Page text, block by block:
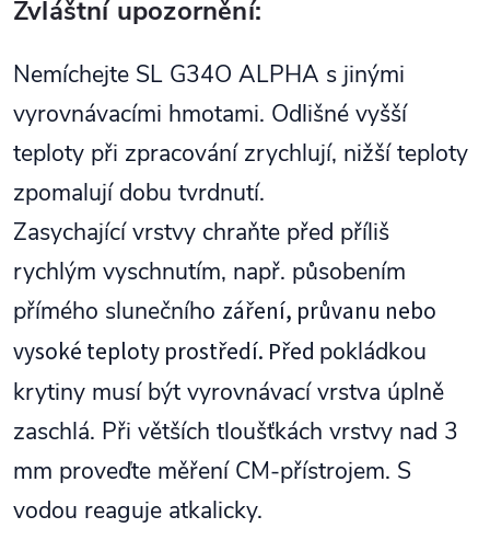
Zvláštní upozornění:
Nemíchejte SL G34O ALPHA s jinými
vyrovnávacími hmotami. Odlišné vyšší
teploty při zpracování zrychlují, nižší teploty
zpomalují dobu tvrdnutí.
Zasychající vrstvy chraňte před příliš
rychlým vyschnutím, např. působením
přímého slunečního záření, průvanu nebo
vysoké teploty prostředí. Před pokládkou
krytiny musí být vyrovnávací vrstva úplně
zaschlá. Při větších tloušťkách vrstvy nad 3
mm proveďte měření CM-přístrojem. S
vodou reaguje atkalicky.